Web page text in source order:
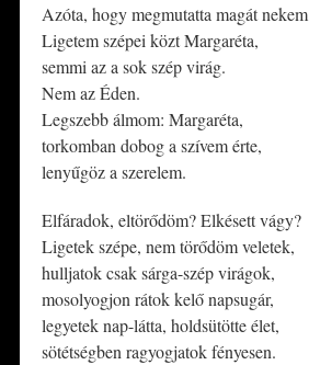
Azóta, hogy megmutatta magát nekem
Ligetem szépei közt Margaréta,
semmi az a sok szép virág.
Nem az Éden.
Legszebb álmom: Margaréta,
torkomban dobog a szívem érte,
lenyűgöz a szerelem.
Elfáradok, eltörődöm? Elkésett vágy?
Ligetek szépe, nem törődöm veletek,
hulljatok csak sárga-szép virágok,
mosolyogjon rátok kelő napsugár,
legyetek nap-látta, holdsütötte élet,
sötétségben ragyogjatok fényesen.